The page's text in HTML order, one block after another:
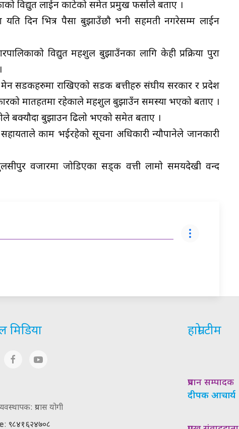
विद्युत लाईन काटेको समेत प्रमुख फर्साले बताए ।
दिन भित्र पैसा बुझाउँछौ भनी सहमती नगरेसम्म लाईन
विद्युत महशुल बुझाउँनका लागि केही प्रक्रिया पुरा
सडकहरुमा राखिएको सडक बत्तीहरु संघीय सरकार र प्रदेश
मातहतमा रहेकाले महशुल बुझाउँन समस्या भएको बताए ।
बक्यौदा बुझाउन ढिलो भएको समेत बताए ।
काम भईरहेको सूचना अधिकारी न्यौपानेले जानकारी
वजारमा जोडिएका सड्क वत्ती लामो समयदेखी वन्द
मिडिया
प्रयास योगी
: ९८४१६२४७०८
हाम्रो टीम
प्रधान सम्पादक
दीपक आचार्य